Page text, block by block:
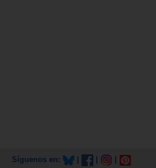
Síguenos en: